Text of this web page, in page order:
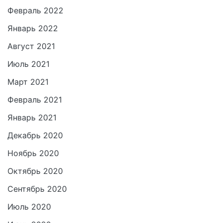
Февраль 2022
Январь 2022
Август 2021
Июль 2021
Март 2021
Февраль 2021
Январь 2021
Декабрь 2020
Ноябрь 2020
Октябрь 2020
Сентябрь 2020
Июль 2020